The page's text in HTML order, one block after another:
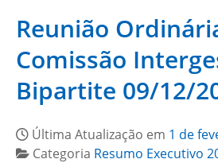
Reunião
Comissão
Bipartite 09/12/
Última Atualização em 1 de
Categoria Resumo Executivo